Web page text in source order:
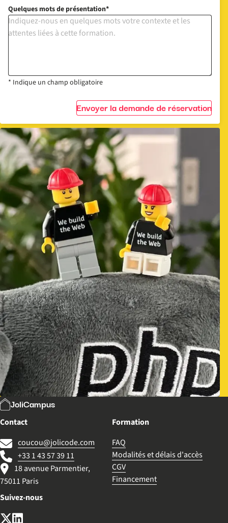
Quelques mots de présentation
* Indique un champ obligatoire
Envoyer la demande de réservation
JoliCampus
Contact
coucou@jolicode.com
+33 1 43 57 39 11
18 avenue Parmentier,
75011 Paris
Formation
FAQ
Modalités et délais d'accès
CGV
Financement
Suivez-nous
X (anciennement Twitter)
LinkedIn